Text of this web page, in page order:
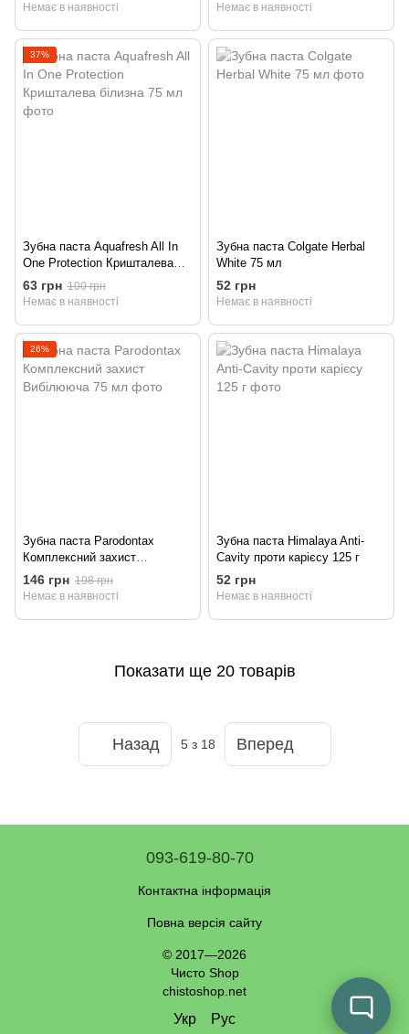
Немає в наявності
Немає в наявності
37%
Зубна паста Aquafresh All In
One Protection Кришталева
білизна 75 мл
63 грн 100 грн
Немає в наявності
Зубна паста Colgate Herbal
White 75 мл
52 грн
Немає в наявності
26%
Зубна паста Parodontax
Комплексний захист
Вибілююча 75 мл
146 грн 198 грн
Немає в наявності
Зубна паста Himalaya Anti-
Cavity проти карієсу 125 г
52 грн
Немає в наявності
Показати ще 20 товарів
Назад 5з 18 Вперед
093-619-80-70
Контактна інформація
Повна версія сайту
© 2017—2026
Чисто Shop
chistoshop.net
Укр Рус